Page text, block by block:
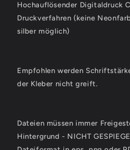
Hochauflösender Digitaldruck
Druckverfahren (keine
silber möglich)
Empfohlen werden
der Kleber nicht greift.
Dateien müssen immer
Hintergrund - NICHT